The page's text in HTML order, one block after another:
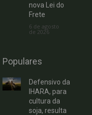
nova Lei do
Frete
6 de agosto
de 2026
Populares
Defensivo da
IHARA, para
cultura da
soja, resulta